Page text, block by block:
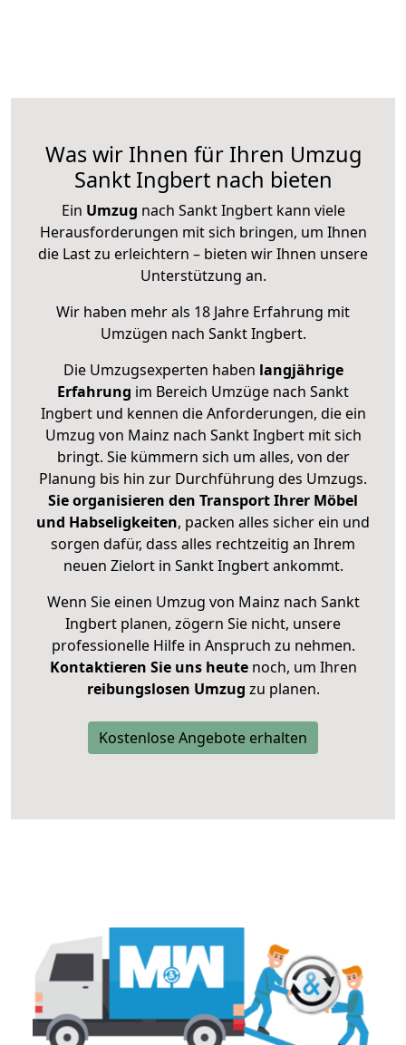
Was wir Ihnen für Ihren Umzug
Sankt Ingbert nach bieten
Ein Umzug nach Sankt Ingbert kann viele
Herausforderungen mit sich bringen, um Ihnen
die Last zu erleichtern – bieten wir Ihnen unsere
Unterstützung an.
Wir haben mehr als 18 Jahre Erfahrung mit
Umzügen nach Sankt Ingbert.
Die Umzugsexperten haben langjährige
Erfahrung im Bereich Umzüge nach Sankt
Ingbert und kennen die Anforderungen, die ein
Umzug von Mainz nach Sankt Ingbert mit sich
bringt. Sie kümmern sich um alles, von der
Planung bis hin zur Durchführung des Umzugs.
Sie organisieren den Transport Ihrer Möbel
und Habseligkeiten, packen alles sicher ein und
sorgen dafür, dass alles rechtzeitig an Ihrem
neuen Zielort in Sankt Ingbert ankommt.
Wenn Sie einen Umzug von Mainz nach Sankt
Ingbert planen, zögern Sie nicht, unsere
professionelle Hilfe in Anspruch zu nehmen.
Kontaktieren Sie uns heutenoch, um Ihren
reibungslosen Umzug zu planen.
Kostenlose Angebote erhalten